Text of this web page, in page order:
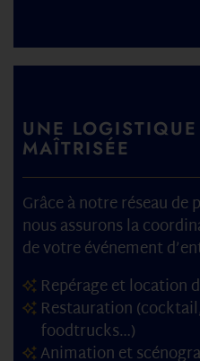
UNE
MAÎTRISÉE
Grâce à notre réseau
nous assurons la
de votre événement
Repérage et location
Restauration
foodtrucks…)
Animation et